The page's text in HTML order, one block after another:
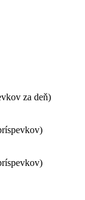
za deň)